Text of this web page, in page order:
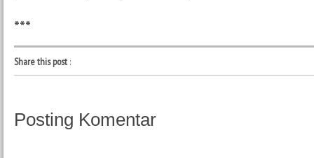
***
Share this post:
Posting Komentar